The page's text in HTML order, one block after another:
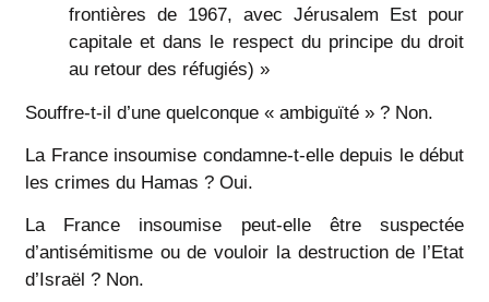
frontières de 1967, avec Jérusalem Est pour
capitale et dans le respect du principe du droit
au retour des réfugiés) »
Souffre-t-il d’une quelconque « ambiguïté » ? Non.
La France insoumise condamne-t-elle depuis le début
les crimes du Hamas ? Oui.
La France insoumise peut-elle être suspectée
d’antisémitisme ou de vouloir la destruction de l’Etat
d’Israël ? Non.